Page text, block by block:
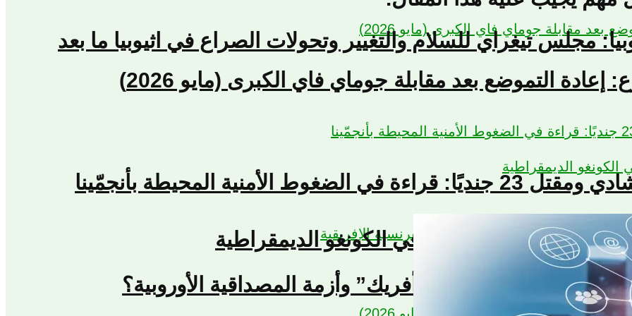
التموضع بعد مقابلة جوماي فاي الكبرى (مايو 2026)
المحيطة بأنجمّينا
تكشف نهاية “فرانس أفريك” وأزمة المصداقية الأوروبية؟
مجلس تيغراي للسلام والتغيير وتحولات الصراع في اثيوبيا ما بعد
للحوار الوطني في الكونغو الديمقراطية